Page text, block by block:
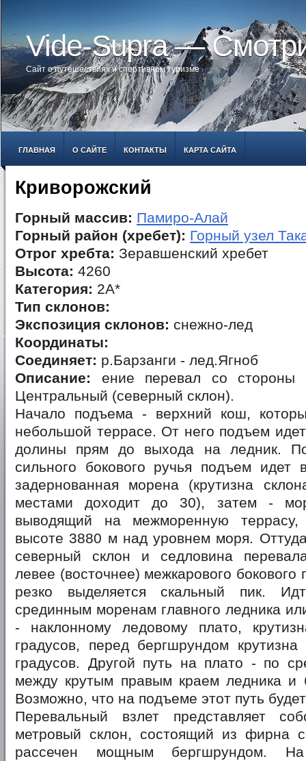
Vide-Supra —
Сайт о путешествиях и спортивном туризме
ГЛАВНАЯ О САЙТЕ КОНТАКТЫ КАРТА САЙТА
Криворожский
Горный массив: Памиро-Алай
Горный район (хребет): Горный узел
Отрог хребта: Зеравшенский хребет
Высота: 4260
Категория: 2А*
Тип склонов:
Экспозиция склонов: снежно-лед
Координаты:
Соединяет: р.Барзанги - лед.Ягноб
Описание: ение перевал со стороны
Центральный (северный склон).
Начало подъема - верхний кош,
небольшой террасе. От него подъем
долины прям до выхода на ледник.
сильного бокового ручья подъем идет
задернованная морена (крутизна
местами доходит до 30), затем -
выводящий на межморенную
высоте 3880 м над уровнем моря.
северный склон и седловина
левее (восточнее) межкарового бокового
резко выделяется скальный пик.
срединным моренам главного ледника
- наклонному ледовому плато,
градусов, перед бергшрундом
градусов. Другой путь на плато - по
между крутым правым краем ледника и
Возможно, что на подъеме этот путь
Перевальный взлет представляет
метровый склон, состоящий из фирна
рассечен мощным бергшрундом.